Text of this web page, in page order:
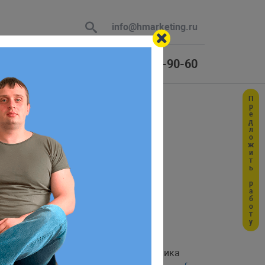
info@hmarketing.ru
+7 (925) 464-90-60
Open
js-код в панели разработчика
ответ
с учетом
Предложить работу